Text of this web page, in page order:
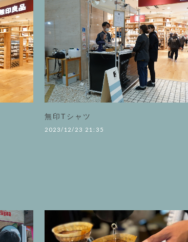
無印Tシャツ
2023/12/23 21:35